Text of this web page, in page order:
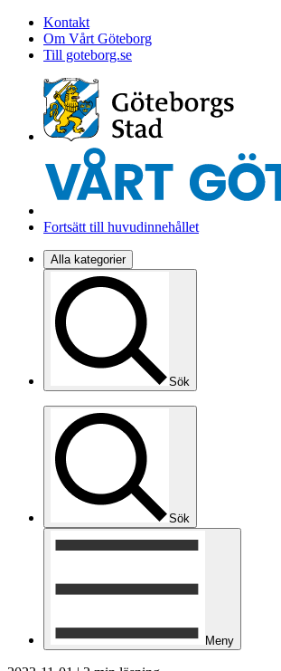
Kontakt
Om Vårt Göteborg
Till goteborg.se
Fortsätt till huvudinnehållet
Alla kategorier
Sök
Sök
Meny